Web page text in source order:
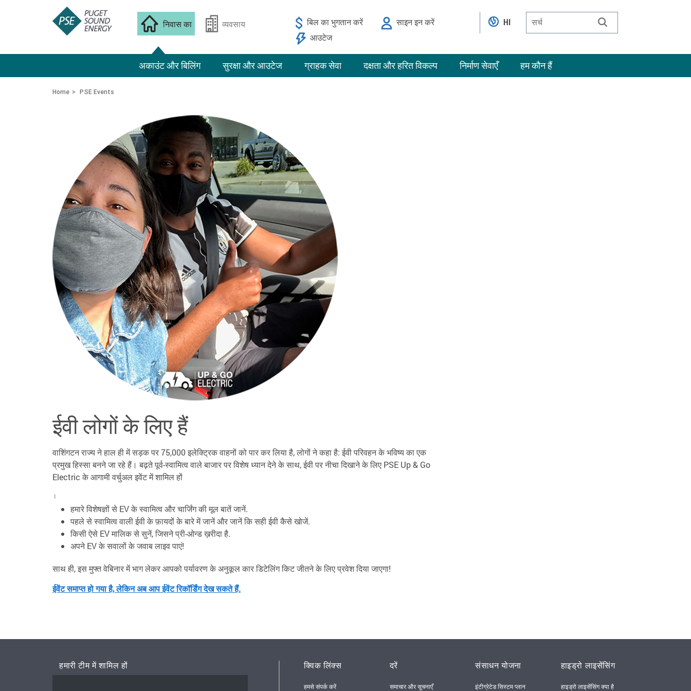
निवास का
अकाउंट और बिलिंग सुरक्षा और आउटेज ग्राहक सेवा दक्षता और हरित विकल्प निर्माण सेवाएँ हम कौन हैं
व्यवसाय बिल का भुगतान करें
साइन इन करें
आउटेज
HI
Home PSE Events
ईवी लोगों के लिए हैं
वाशिंगटन राज्य ने हाल ही में सड़क पर 75,000 इलेक्ट्रिक वाहनों को पार कर लिया है, लोगों ने कहा है: ईवी परिवहन के भविष्य का एक
प्रमुख हिस्सा बनने जा रहे हैं। बढ़ते पूर्व-स्वामित्व वाले बाजार पर विशेष ध्यान देने के साथ, ईवी पर नीचा दिखाने के लिए PSE Up & Go
Electric के आगामी वर्चुअल इवेंट में शामिल हों
।
हमारे विशेषज्ञों से EV के स्वामित्व और चार्जिंग की मूल बातें जानें.
पहले से स्वामित्व वाली ईवी के फ़ायदों के बारे में जानें और जानें कि सही ईवी कैसे खोजें.
किसी ऐसे EV मालिक से सुनें, जिसने प्री-ओन्ड ख़रीदा है.
अपने EV के सवालों के जवाब लाइव पाएं!
साथ ही, इस मुफ्त वेबिनार में भाग लेकर आपको पर्यावरण के अनुकूल कार डिटेलिंग किट जीतने के लिए प्रवेश दिया जाएगा!
ईवेंट समाप्त हो गया है, लेकिन अब आप ईवेंट रिकॉर्डिंग देख सकते हैं.
हमारी टीम में शामिल हों क्विक लिंक्स
हमसे संपर्क करें
दरें
समाचार और सूचनाएँ
संसाधन योजना
इंटीग्रेटेड सिस्टम प्लान
हाइड्रो लाइसेंसिंग
हाइड्रो लाइसेंसिंग क्या है